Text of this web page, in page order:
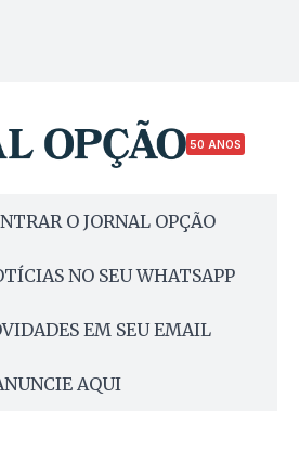
50 ANOS
O JORNAL OPÇÃO
NO SEU WHATSAPP
EM SEU EMAIL
AQUI